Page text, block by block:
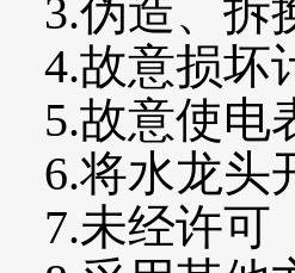
3.伪造、拆
4.故意损坏
5.故意使电
6.将水龙头
7.未经许可